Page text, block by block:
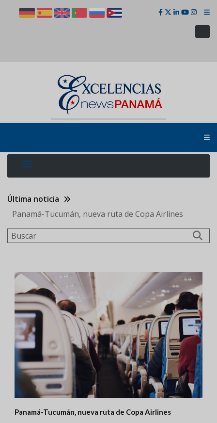
Última noticia
Panamá-Tucumán, nueva ruta de Copa Airlines
Buscar
Panamá-Tucumán, nueva ruta de Copa Airlines